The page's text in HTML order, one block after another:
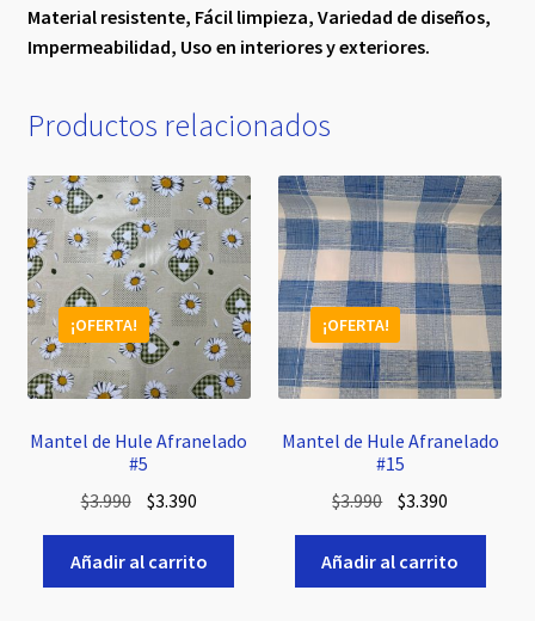
Material resistente, Fácil limpieza, Variedad de diseños,
Impermeabilidad, Uso en interiores y exteriores.
Productos relacionados
Mantel de Hule Afranelado
#5
¡OFERTA!
$3.990 El
original
era:
$3.390El
actual
es:
Añadir al carrito
Mantel de Hule Afranelado
#15
¡OFERTA!
$3.990 El
original
era:
$3.390
actual
es:
Añadir al carrito